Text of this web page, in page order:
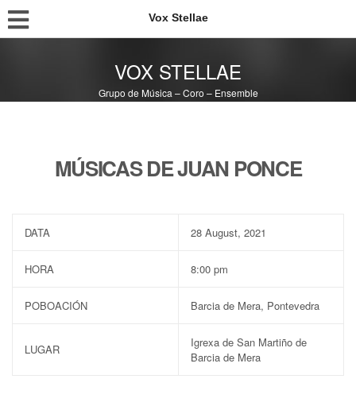
Vox Stellae
VOX STELLAE
Grupo de Música – Coro – Ensemble
MÚSICAS DE JUAN PONCE
DATA 28 August, 2021
HORA 8:00 pm
POBOACIÓN Barcia de Mera, Pontevedra
LUGAR
Igrexa de San Martiño de
Barcia de Mera